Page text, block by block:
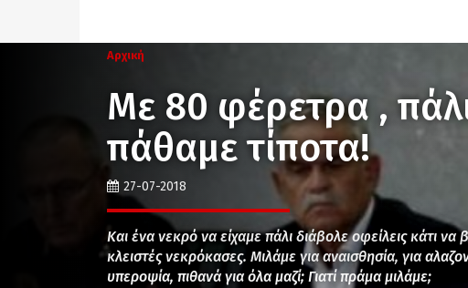
Αρχική
Με 80 φέρετρα ,
πάθαμε τίποτα!
27-07-2018
Και ένα νεκρό να είχαμε πάλι διάβολε οφείλεις κάτι
κλειστές νεκρόκασες. Μιλάμε για αναισθησία, για
υπεροψία, πιθανά για όλα μαζί; Γιατί πράμα μιλάμε;